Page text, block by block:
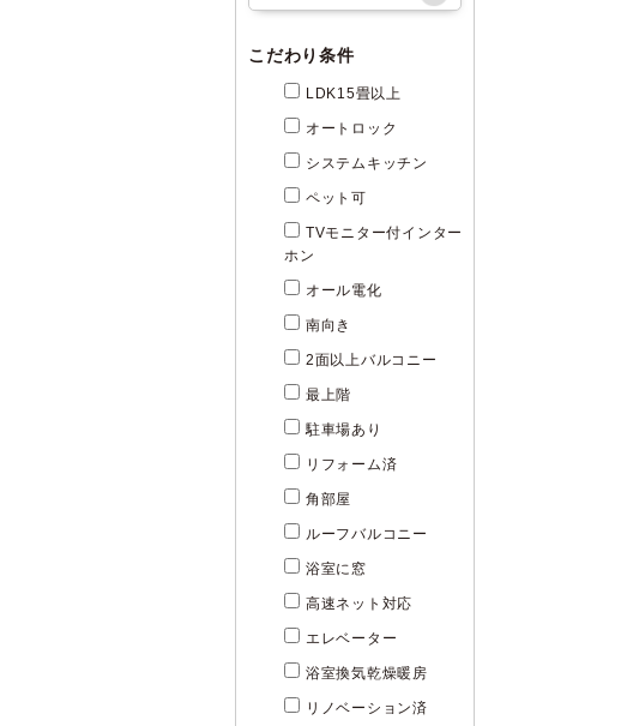
こだわり条件
LDK15畳以上
オートロック
システムキッチン
ペット可
TVモニター付インター
ホン
オール電化
南向き
2面以上バルコニー
最上階
駐車場あり
リフォーム済
角部屋
ルーフバルコニー
浴室に窓
高速ネット対応
エレベーター
浴室換気乾燥暖房
リノベーション済